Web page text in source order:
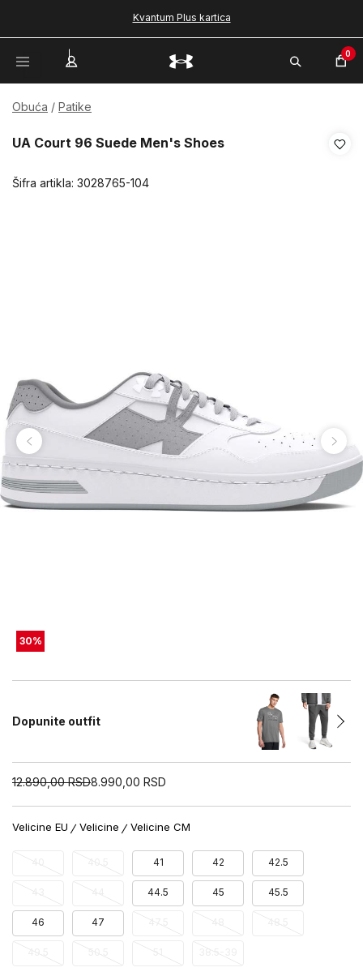
Kvantum Plus kartica
0
Obuća Patike
UA Court 96 Suede Men's Shoes
Šifra artikla: 3028765-104
30%
Dopunite outfit
12.890,00 RSD8.990,00 RSD
Velicine EU Velicine Velicine CM
41 42 42.5
44.5 45 45.5
46 47